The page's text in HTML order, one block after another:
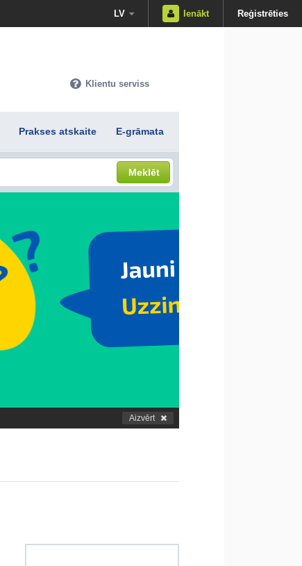
LV Ienākt Reģistrēties
Klientu serviss
Prakses atskaite E-grāmata
Meklēt
Aizvērt